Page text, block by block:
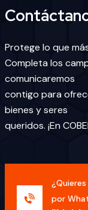
Protege lo que
Completa los
comunicaremos
contigo para
bienes y seres
queridos. ¡En
por